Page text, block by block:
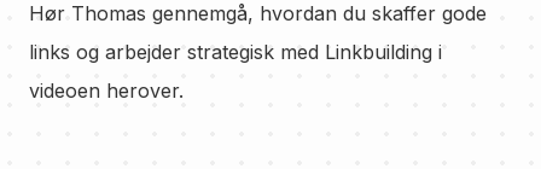
Hør Thomas gennemgå, hvordan du skaffer gode
links og arbejder strategisk med Linkbuilding i
videoen herover.